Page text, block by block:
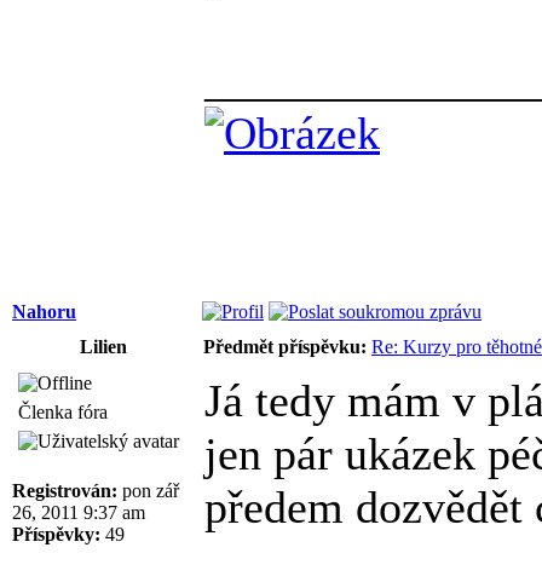
Nahoru
Lilien
Předmět příspěvku: Re: Kurzy pro těhotné
Členka fóra
Registrován: pon zář
26, 2011 9:37 am
Příspěvky: 49
Já tedy mám v
jen pár ukázek
předem